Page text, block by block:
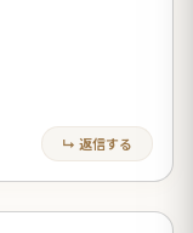
↳ 返信する